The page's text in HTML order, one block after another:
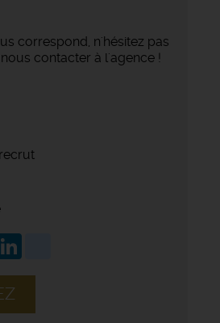
correspond, n'hésitez pas
contacter à l'agence !